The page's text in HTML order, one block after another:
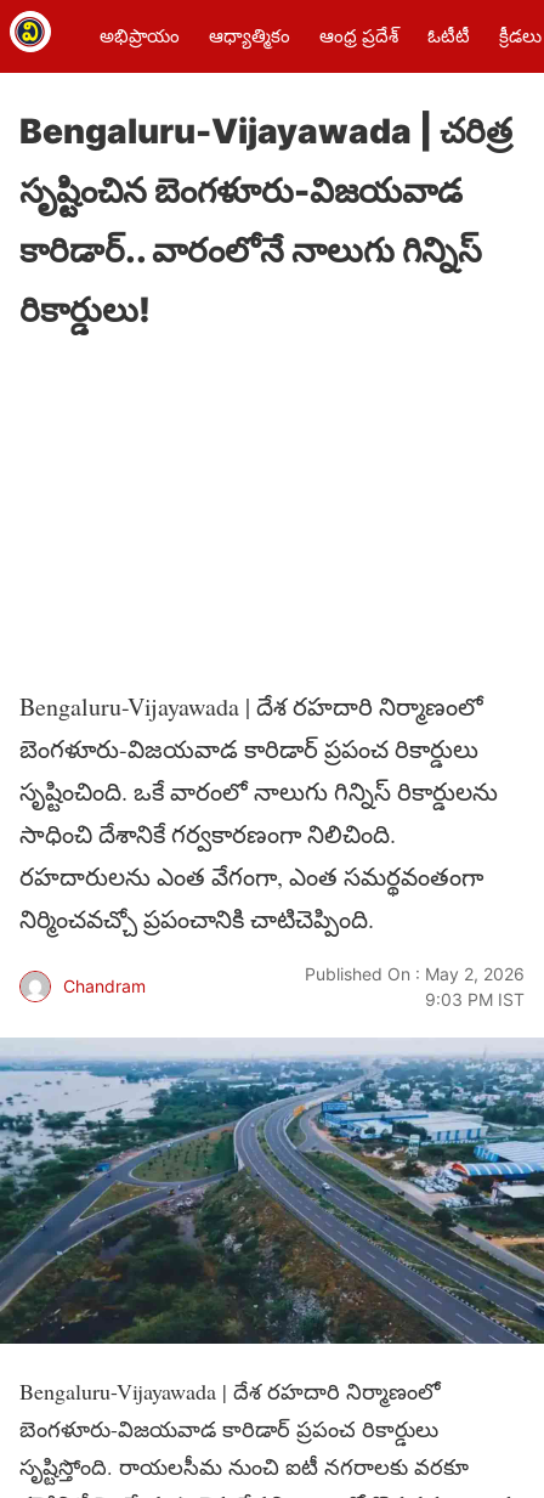
అభిప్రాయం ఆధ్యాత్మికం ఆంధ్ర ప్రదేశ్ ఓటీటీ క్రీడలు
Bengaluru-Vijayawada | చరిత్ర
సృష్టించిన బెంగళూరు-విజయవాడ
కారిడార్.. వారంలోనే నాలుగు గిన్నిస్
రికార్డులు!
Bengaluru-Vijayawada | దేశ రహదారి నిర్మాణంలో
బెంగళూరు-విజయవాడ కారిడార్ ప్రపంచ రికార్డులు
సృష్టించింది. ఒకే వారంలో నాలుగు గిన్నిస్ రికార్డులను
సాధించి దేశానికే గర్వకారణంగా నిలిచింది.
రహదారులను ఎంత వేగంగా, ఎంత సమర్థవంతంగా
నిర్మించవచ్చో ప్రపంచానికి చాటిచెప్పింది.
Chandram
Published On : May 2, 2026
9:03 PM IST
Bengaluru-Vijayawada | దేశ రహదారి నిర్మాణంలో
బెంగళూరు-విజయవాడ కారిడార్ ప్రపంచ రికార్డులు
సృష్టిస్తోంది. రాయలసీమ నుంచి ఐటీ నగరాలకు వరకూ